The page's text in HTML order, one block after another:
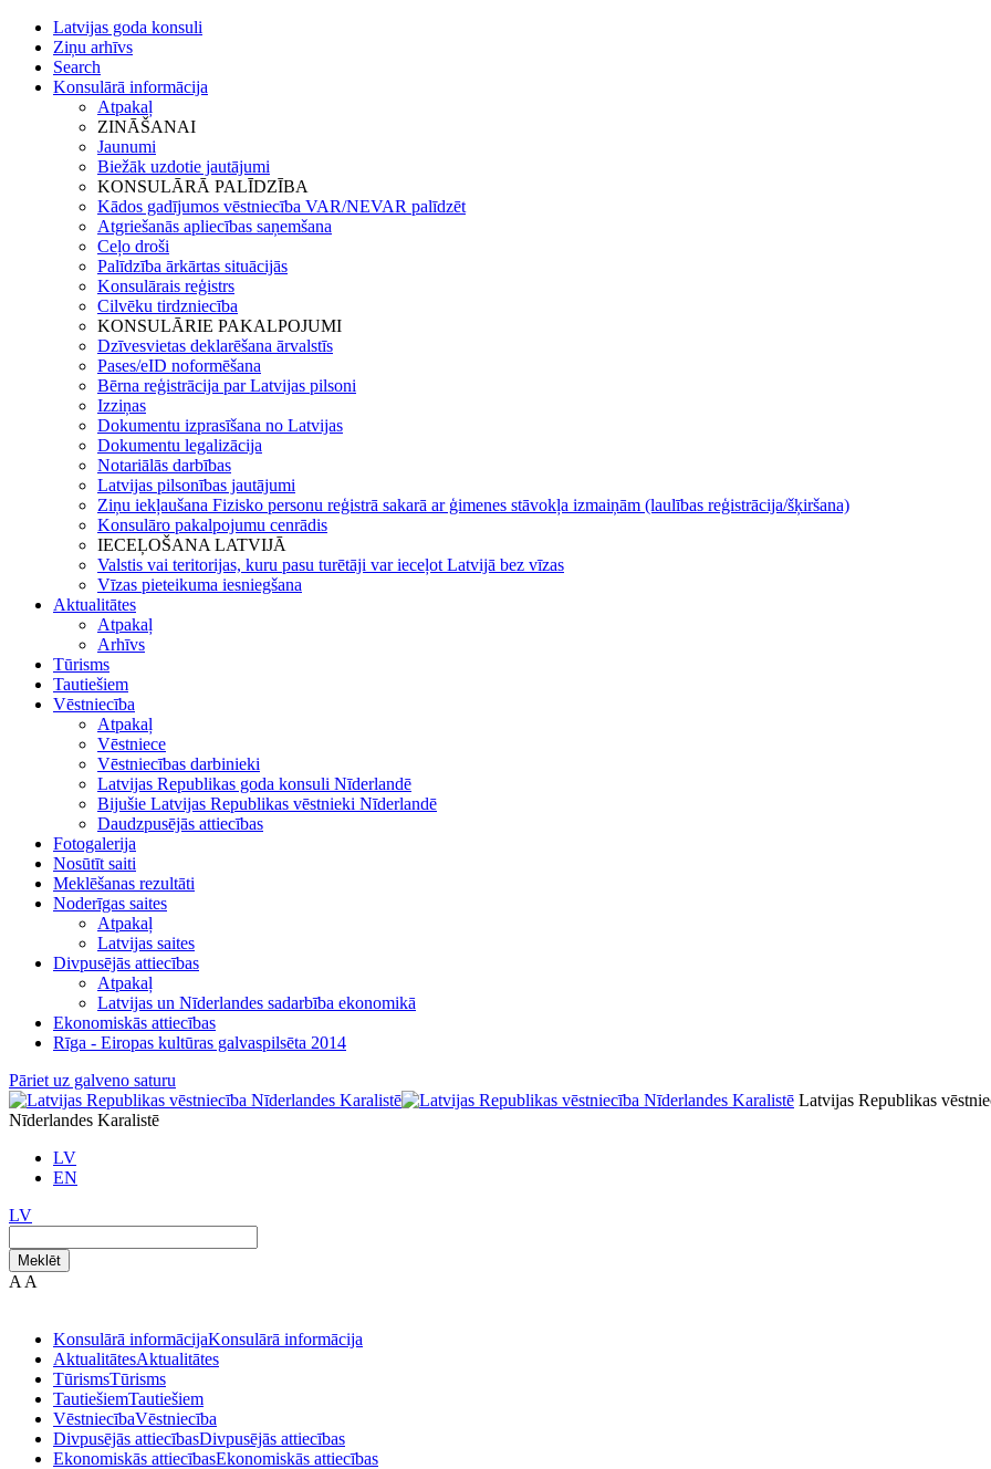
Latvijas goda konsuli
Ziņu arhīvs
Search
Konsulārā informācija
Atpakaļ
ZINĀŠANAI
Jaunumi
Biežāk uzdotie jautājumi
KONSULĀRĀ PALĪDZĪBA
Kādos gadījumos vēstniecība VAR/NEVAR palīdzēt
Atgriešanās apliecības saņemšana
Ceļo droši
Palīdzība ārkārtas situācijās
Konsulārais reģistrs
Cilvēku tirdzniecība
KONSULĀRIE PAKALPOJUMI
Dzīvesvietas deklarēšana ārvalstīs
Pases/eID noformēšana
Bērna reģistrācija par Latvijas pilsoni
Izziņas
Dokumentu izprasīšana no Latvijas
Dokumentu legalizācija
Notariālās darbības
Latvijas pilsonības jautājumi
Ziņu iekļaušana Fizisko personu reģistrā sakarā ar ģimenes stāvokļa izmaiņām (laulības reģistrācija/šķiršana)
Konsulāro pakalpojumu cenrādis
IECEĻOŠANA LATVIJĀ
Valstis vai teritorijas, kuru pasu turētāji var ieceļot Latvijā bez vīzas
Vīzas pieteikuma iesniegšana
Aktualitātes
Atpakaļ
Arhīvs
Tūrisms
Tautiešiem
Vēstniecība
Atpakaļ
Vēstniece
Vēstniecības darbinieki
Latvijas Republikas goda konsuli Nīderlandē
Bijušie Latvijas Republikas vēstnieki Nīderlandē
Daudzpusējās attiecības
Fotogalerija
Nosūtīt saiti
Meklēšanas rezultāti
Noderīgas saites
Atpakaļ
Latvijas saites
Divpusējās attiecības
Atpakaļ
Latvijas un Nīderlandes sadarbība ekonomikā
Ekonomiskās attiecības
Rīga - Eiropas kultūras galvaspilsēta 2014
Pāriet uz galveno saturu
Latvijas Republikas
Nīderlandes Karalistē
LV
EN
LV
Meklēt
A A
Konsulārā informācijaKonsulārā informācija
AktualitātesAktualitātes
TūrismsTūrisms
TautiešiemTautiešiem
VēstniecībaVēstniecība
Divpusējās attiecībasDivpusējās attiecības
Ekonomiskās attiecībasEkonomiskās attiecības